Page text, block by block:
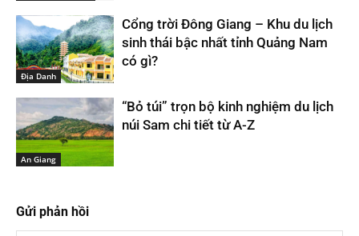
Địa Danh
Cổng trời Đông Giang – Khu du lịch
sinh thái bậc nhất tỉnh Quảng Nam
có gì?
An Giang
“Bỏ túi” trọn bộ kinh nghiệm du lịch
núi Sam chi tiết từ A-Z
Gửi phản hồi